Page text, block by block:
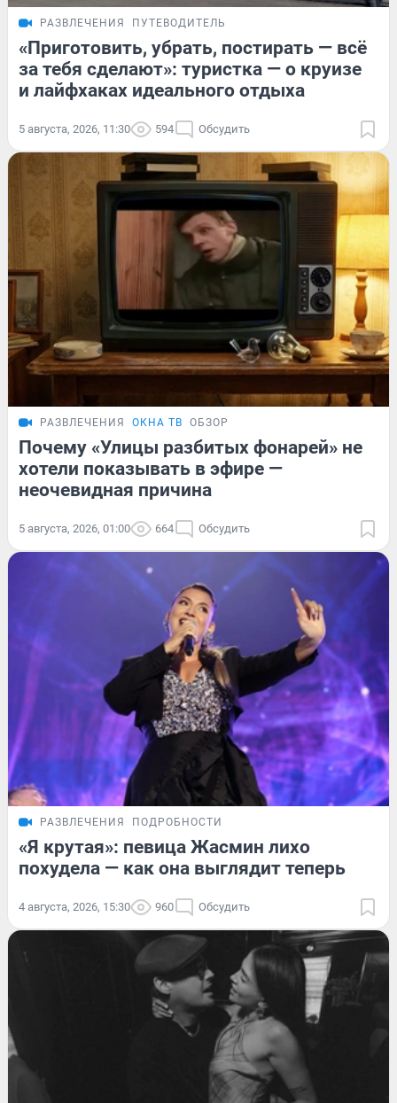
РАЗВЛЕЧЕНИЯ ПУТЕВОДИТЕЛЬ
«Приготовить, убрать, постирать — всё
за тебя сделают»: туристка — о круизе
и лайфхаках идеального отдыха
5 августа, 2026, 11:30 594 Обсудить
РАЗВЛЕЧЕНИЯ ОКНА ТВ ОБЗОР
Почему «Улицы разбитых фонарей» не
хотели показывать в эфире —
неочевидная причина
5 августа, 2026, 01:00 664 Обсудить
РАЗВЛЕЧЕНИЯ ПОДРОБНОСТИ
«Я крутая»: певица Жасмин лихо
похудела — как она выглядит теперь
4 августа, 2026, 15:30 960 Обсудить